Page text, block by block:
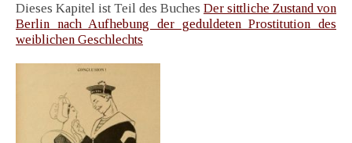
Dieses Kapitel ist Teil des Buches Der sittliche Zustand von
Berlin nach Aufhebung der geduldeten Prostitution des
weiblichen Geschlechts